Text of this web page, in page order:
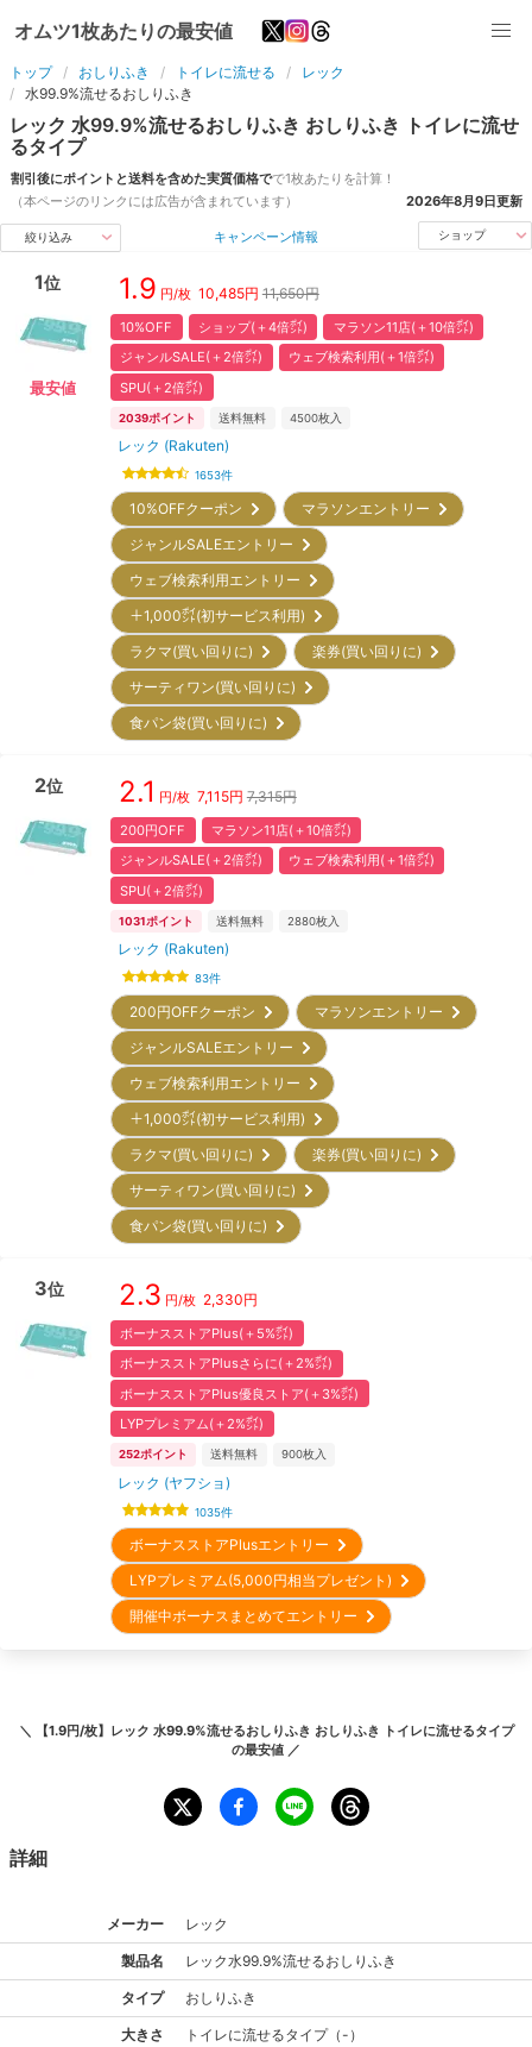
オムツ1枚あたりの最安値
トップ おしりふき トイレに流せる
レック
水99.9%流せるおしりふき
レック 水99.9%流せるおしりふき おしりふき トイレに流せ
るタイプ
割引後にポイントと送料を含めた実質価格でで1枚あたりを計算！
（本ページのリンクには広告が含まれています）
2026年8月9日更新
絞り込み キャンペーン情報 ショップ
1位
最安値
1.9 円/枚 10,485円 11,650円
10%OFF ショップ(＋4倍㌽)
マラソン11店(＋10倍㌽)
ジャンルSALE(＋2倍㌽)
ウェブ検索利用(＋1倍㌽)
SPU(＋2倍㌽)
2039ポイント 送料無料 4500枚入
レック (Rakuten)
1653件
10%OFFクーポン
マラソンエントリー
ジャンルSALEエントリー
ウェブ検索利用エントリー
＋1,000㌽(初サービス利用)
ラクマ(買い回りに)
楽券(買い回りに)
サーティワン(買い回りに)
食パン袋(買い回りに)
2位 2.1 円/枚 7,115円 7,315円
200円OFF
マラソン11店(＋10倍㌽)
ジャンルSALE(＋2倍㌽)
ウェブ検索利用(＋1倍㌽)
SPU(＋2倍㌽)
1031ポイント 送料無料 2880枚入
レック (Rakuten)
83件
200円OFFクーポン
マラソンエントリー
ジャンルSALEエントリー
ウェブ検索利用エントリー
＋1,000㌽(初サービス利用)
ラクマ(買い回りに)
楽券(買い回りに)
サーティワン(買い回りに)
食パン袋(買い回りに)
3位 2.3 円/枚 2,330円
ボーナスストアPlus(＋5%㌽)
ボーナスストアPlusさらに(＋2%㌽)
ボーナスストアPlus優良ストア(＋3%㌽)
LYPプレミアム(＋2%㌽)
252ポイント 送料無料 900枚入
レック (ヤフショ)
1035件
ボーナスストアPlusエントリー
LYPプレミアム(5,000円相当プレゼント)
開催中ボーナスまとめてエントリー
＼
【1.9円/枚】レック 水99.9%流せるおしりふき おしりふき トイレに流せるタイプ
の最安値 ／
詳細
メーカー レック
製品名 レック水99.9%流せるおしりふき
タイプ おしりふき
大きさ トイレに流せるタイプ（ - ）